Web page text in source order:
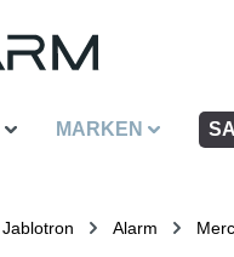
MARKEN
Jablotron Alarm